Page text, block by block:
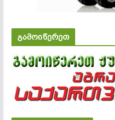
გამოიწერეთ